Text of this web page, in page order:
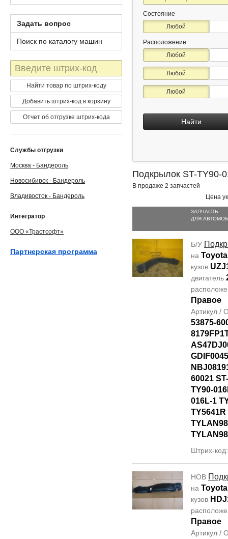
Состояние
Любой
Расположение
Любой
Любой
Любой
Найти
Подкрылок ST-TY90-
В продаже 2 запчастей
Цена
ЗАПЧАСТЬ
ДЛЯ
Б/У
на
кузов
двигатель
Правое
Артикул /
53875-
60021
TY90-
016L-1
Штрих-
НОВ
на
кузов
Правое
Артикул /
Задать вопрос
Поиск по каталогу машин
Штрих-
код
Найти товар по штрих-коду
Добавить штрих-код в корзину
Отчет об отгрузке штрих-кода
Службы отгрузки
Москва - Бандероль
Новосибирск - Бандероль
Владивосток - Бандероль
Интегратор
ООО «Трастсофт»
Партнерская программа